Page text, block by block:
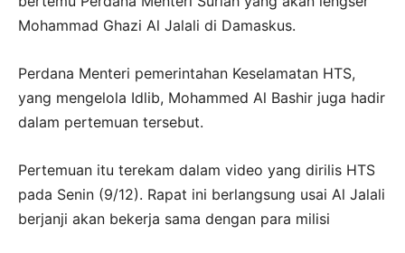
Mohammad Ghazi Al Jalali di Damaskus.
Perdana Menteri pemerintahan Keselamatan HTS,
yang mengelola Idlib, Mohammed Al Bashir juga hadir
dalam pertemuan tersebut.
Pertemuan itu terekam dalam video yang dirilis HTS
pada Senin (9/12). Rapat ini berlangsung usai Al Jalali
berjanji akan bekerja sama dengan para milisi